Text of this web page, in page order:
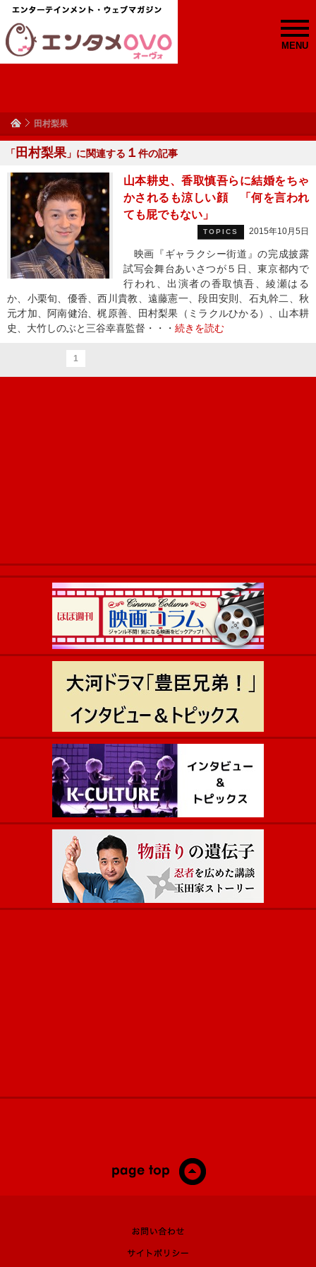
MENU
田村梨果
「 田村梨果 」に関連する １ 件の記事
山本耕史、香取慎吾らに結婚をちゃ
かされるも涼しい顔 「何を言われ
ても屁でもない」
TOPICS 2015年10月5日
映画『ギャラクシー街道』の完成披露
試写会舞台あいさつが５日、東京都内で
行われ、出演者の香取慎吾、綾瀬はる
か、小栗旬、優香、西川貴教、遠藤憲一、段田安則、石丸幹二、秋
元才加、阿南健治、梶原善、田村梨果（ミラクルひかる）、山本耕
史、大竹しのぶと三谷幸喜監督・・・ 続きを読む
1